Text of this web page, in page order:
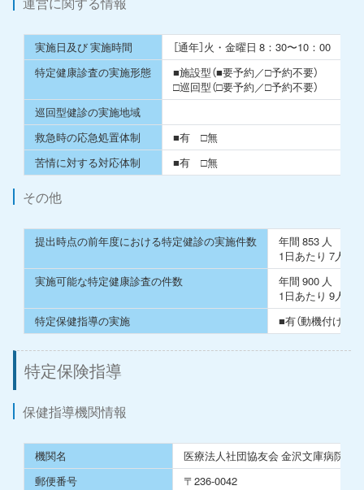
実施⽇及び 実施時間
［通年］⽕・⾦曜⽇ 8：30〜10：00
特定健康診査の実施形態
■施設型（■要予約／□予約不要）
□巡回型（□要予約／□予約不要）
巡回型健診の実施地域
救急時の応急処置体制
■有 □無
苦情に対する対応体制
■有 □無
その他
提出時点の前年度における特定健診の実施件数
年間 853 ⼈
1⽇あたり 7⼈
実施可能な特定健康診査の件数
年間 900 ⼈
1⽇あたり 9⼈
特定保健指導の実施
■有（動機付け支
特定保険指導
保健指導機関情報
機関名
医療法⼈社団協友会 ⾦沢⽂庫病院
郵便番号
〒236-0042